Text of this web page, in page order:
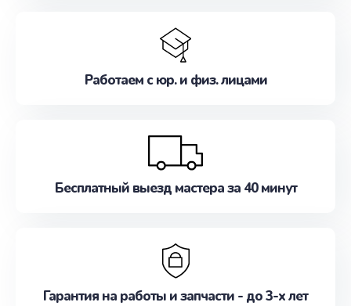
Работаем с юр. и физ. лицами
Бесплатный выезд мастера за 40 минут
Гарантия на работы и запчасти - до 3-х лет